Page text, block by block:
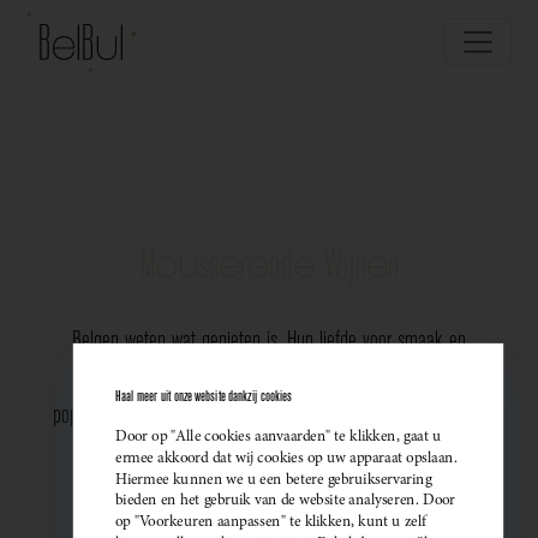
Belgen weten wat genieten is. Hun liefde voor smaak en
populariteit van Belgische mousserende wijnen. Meer dan ooit
kiezen ze bewust voor lokale bubbels — ideaal als
sprankelend aperitief of als verfijnde match bij een
gastronomisch diner. Santé!
Haal meer uit onze website dankzij cookies
Door op "Alle cookies aanvaarden" te klikken, gaat u
ermee akkoord dat wij cookies op uw apparaat opslaan.
Hiermee kunnen we u een betere gebruikservaring
bieden en het gebruik van de website analyseren. Door
op "Voorkeuren aanpassen" te klikken, kunt u zelf